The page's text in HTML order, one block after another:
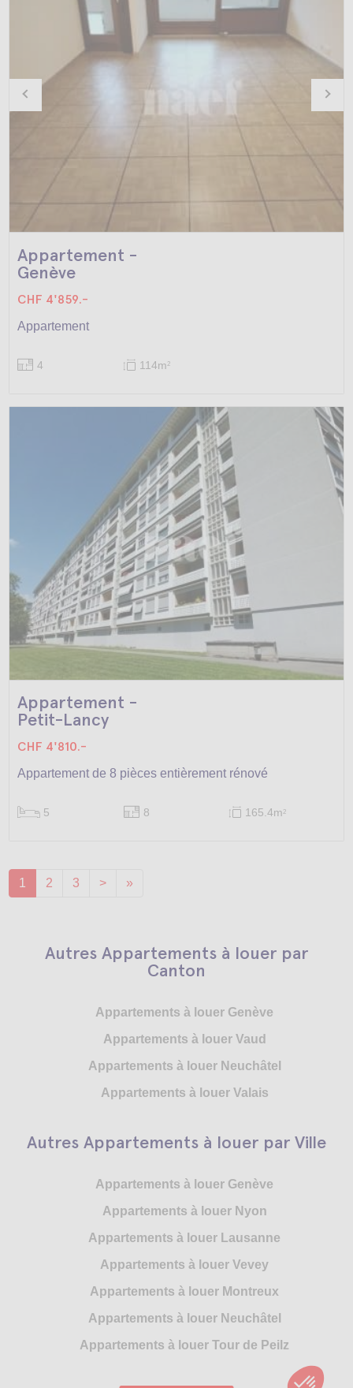
Appartement -
Genève
CHF 4'859.-
Appartement
4 114m2
Appartement -
Petit-Lancy
CHF 4'810.-
Appartement de 8 pièces entièrement rénové
5 8 165.4m2
1 2 3 > »
Autres Appartements à louer par
Canton
Appartements à louer Genève
Appartements à louer Vaud
Appartements à louer Neuchâtel
Appartements à louer Valais
Autres Appartements à louer par Ville
Appartements à louer Genève
Appartements à louer Nyon
Appartements à louer Lausanne
Appartements à louer Vevey
Appartements à louer Montreux
Appartements à louer Neuchâtel
Appartements à louer Tour de Peilz